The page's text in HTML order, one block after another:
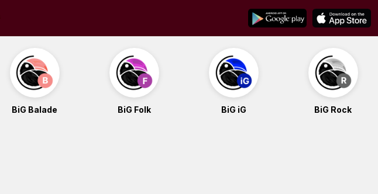
BiG Balade BiG Folk BiG iG BiG Rock